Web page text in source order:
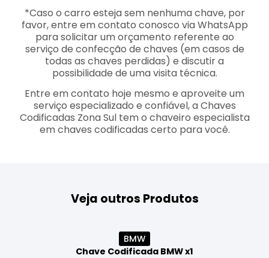
*Caso o carro esteja sem nenhuma chave, por
favor, entre em contato conosco via WhatsApp
para solicitar um orçamento referente ao
serviço de confecção de chaves (em casos de
todas as chaves perdidas) e discutir a
possibilidade de uma visita técnica.
Entre em contato hoje mesmo e aproveite um
serviço especializado e confiável, a Chaves
Codificadas Zona Sul tem o chaveiro especialista
em chaves codificadas certo para você.
Veja outros Produtos
BMW
Chave Codificada BMW x1